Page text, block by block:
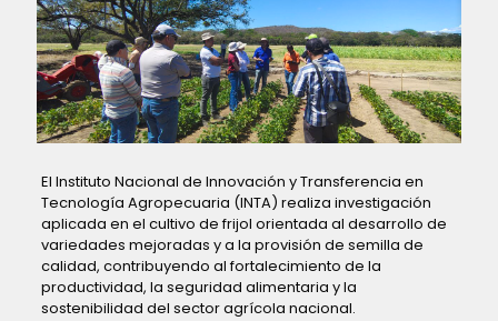
El Instituto Nacional de Innovación y Transferencia en
Tecnología Agropecuaria (INTA) realiza investigación
aplicada en el cultivo de frijol orientada al desarrollo de
variedades mejoradas y a la provisión de semilla de
calidad, contribuyendo al fortalecimiento de la
productividad, la seguridad alimentaria y la
sostenibilidad del sector agrícola nacional.